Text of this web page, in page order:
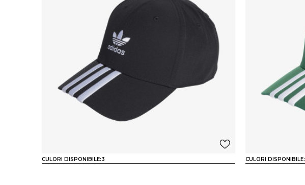
CULORI DISPONIBILE:3 CULORI DISPONIBILE: